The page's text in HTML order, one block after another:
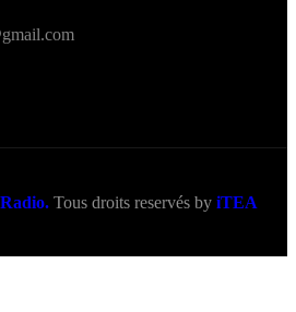
Tous droits reservés by iTEA